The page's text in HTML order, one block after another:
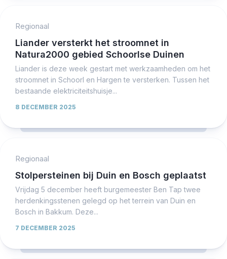
Regionaal
Liander versterkt het stroomnet in
Natura2000 gebied Schoorlse Duinen
Liander is deze week gestart met werkzaamheden om het
stroomnet in Schoorl en Hargen te versterken. Tussen het
bestaande elektriciteitshuisje...
8 DECEMBER 2025
Regionaal
Stolpersteinen bij Duin en Bosch geplaatst
Vrijdag 5 december heeft burgemeester Ben Tap twee
herdenkingsstenen gelegd op het terrein van Duin en
Bosch in Bakkum. Deze...
7 DECEMBER 2025